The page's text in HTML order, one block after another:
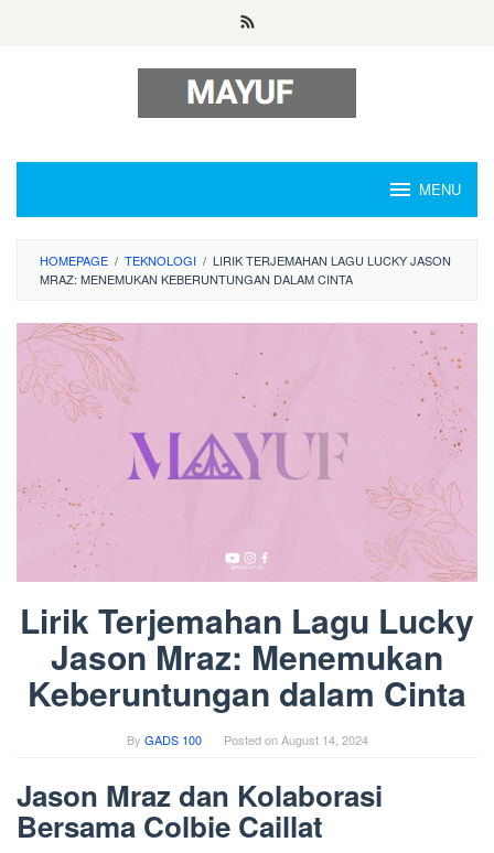
MENU
HOMEPAGE / TEKNOLOGI / LIRIK TERJEMAHAN LAGU LUCKY JASON
MRAZ: MENEMUKAN KEBERUNTUNGAN DALAM CINTA
Lirik Terjemahan Lagu Lucky
Jason Mraz: Menemukan
Keberuntungan dalam Cinta
By GADS 100 Posted onAugust 14, 2024
Jason Mraz dan Kolaborasi
Bersama Colbie Caillat